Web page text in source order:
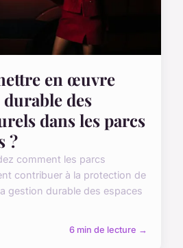
en œuvre
des
dans les parcs
?
comment les parcs
contribuer à la protection de
gestion durable des espaces
6 min de lecture →